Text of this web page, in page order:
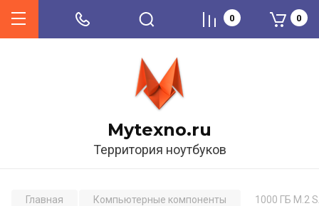
Mytexno.ru
Территория ноутбуков
0 0
Главная Компьютерные компоненты 1000 ГБ M.2